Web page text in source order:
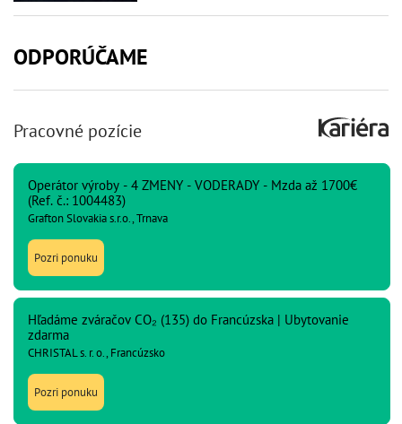
ODPORÚČAME
Pracovné pozície
Operátor výroby - 4 ZMENY - VODERADY - Mzda až 1700€
(Ref. č.: 1004483)
Grafton Slovakia s.r.o., Trnava
Pozri ponuku
Hľadáme zváračov CO₂ (135) do Francúzska | Ubytovanie
zdarma
CHRISTAL s. r. o., Francúzsko
Pozri ponuku